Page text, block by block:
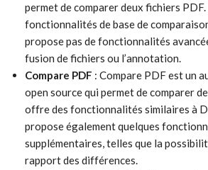
permet de comparer deux fichiers
fonctionnalités de base de
propose pas de fonctionnalités
fusion de fichiers ou l’annotation.
Compare PDF : Compare PDF est un
open source qui permet de comparer
offre des fonctionnalités similaires à
propose également quelques
supplémentaires, telles que la
rapport des différences.